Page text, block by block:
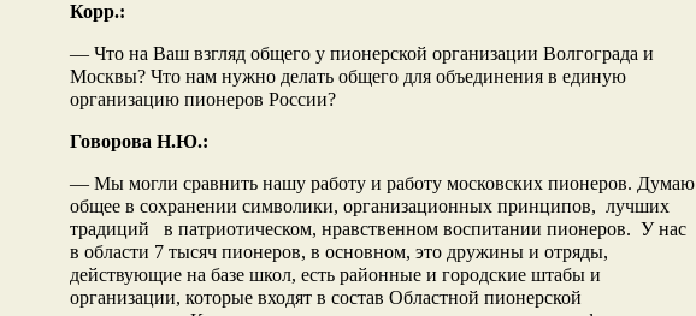
Корр.:
— Что на Ваш взгляд общего у пионерской организации Волгограда и
Москвы? Что нам нужно делать общего для объединения в единую
организацию пионеров России?
Говорова Н.Ю.:
— Мы могли сравнить нашу работу и работу московских пионеров. Думаю
общее в сохранении символики, организационных принципов, лучших
традиций в патриотическом, нравственном воспитании пионеров. У нас
в области 7 тысяч пионеров, в основном, это дружины и отряды,
действующие на базе школ, есть районные и городские штабы и
организации, которые входят в состав Областной пионерской